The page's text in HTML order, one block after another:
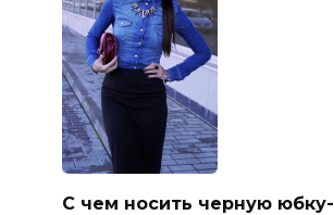
С чем носить черную юбку-